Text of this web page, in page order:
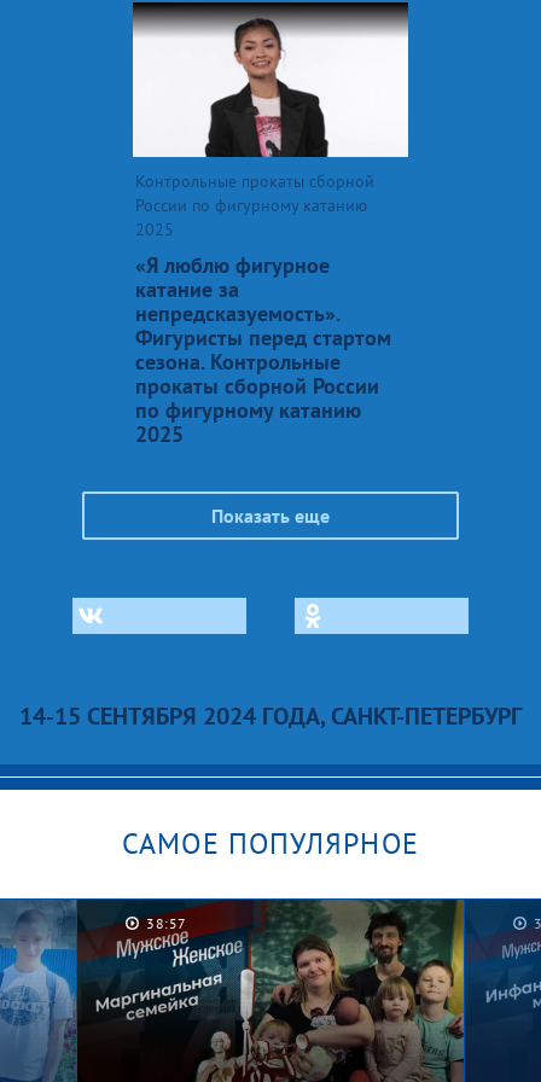
Контрольные прокаты сборной
России по фигурному катанию
2025
«Я люблю фигурное
катание за
непредсказуемость».
Фигуристы перед стартом
сезона. Контрольные
прокаты сборной России
по фигурному катанию
2025
Показать еще
14-15 СЕНТЯБРЯ 2024 ГОДА, САНКТ-ПЕТЕРБУРГ
САМОЕ ПОПУЛЯРНОЕ
38:57